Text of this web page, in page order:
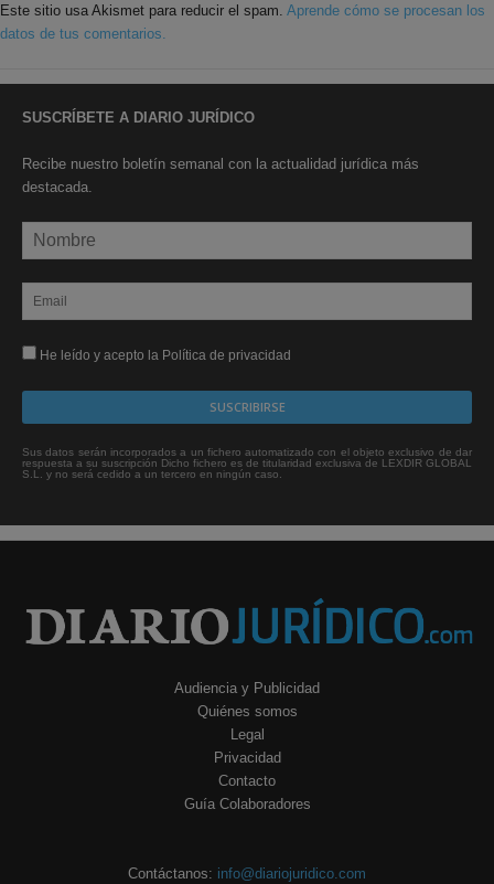
Este sitio usa Akismet para reducir el spam. Aprende cómo se procesan los
datos de tus comentarios.
SUSCRÍBETE A DIARIO JURÍDICO
Recibe nuestro boletín semanal con la actualidad jurídica más
destacada.
He leído y acepto la Política de privacidad
Sus datos serán incorporados a un fichero automatizado con el objeto exclusivo de dar
respuesta a su suscripción Dicho fichero es de titularidad exclusiva de LEXDIR GLOBAL
S.L. y no será cedido a un tercero en ningún caso.
Audiencia y Publicidad
Quiénes somos
Legal
Privacidad
Contacto
Guía Colaboradores
Contáctanos: info@diariojuridico.com